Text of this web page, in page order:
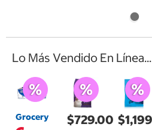
Lo Más Vendido En Línea...
Grocery $729.00